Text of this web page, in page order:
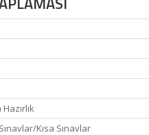
Kısa Sınavlar